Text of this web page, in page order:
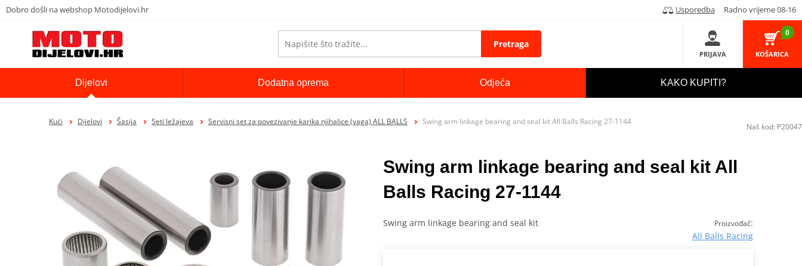
Dobro došli na webshop Motodijelovi.hr Usporedba Radno vrijeme 08-16
Pretraga
PRIJAVA
0
KOŠARICA
Dijelovi Dodatna oprema Odjeća KAKO KUPITI?
Kući Dijelovi Šasija Seti ležajeva Servisni set za povezivanje karika njihalice (vaga) ALL BALLS Swing arm linkage bearing and seal kit All Balls Racing 27-1144
Swing arm linkage bearing and seal kit All
Balls Racing 27-1144
Proizvođač:
All Balls Racing
Swing arm linkage bearing and seal kit
Naš kod: P20047